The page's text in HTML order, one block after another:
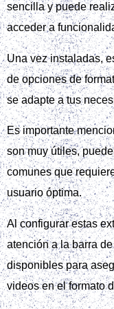
sencilla y puede
acceder a
Una vez instaladas,
de opciones de
se adapte a tus
Es importante
son muy útiles,
comunes que
usuario óptima.
Al configurar estas
atención a la barra
disponibles para
videos en el formato